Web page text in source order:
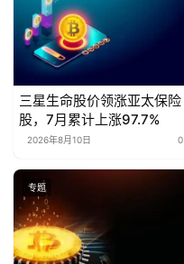
三星生命股价领涨亚太保险
股，7月累计上涨97.7%
2026年8月10日 0
专题